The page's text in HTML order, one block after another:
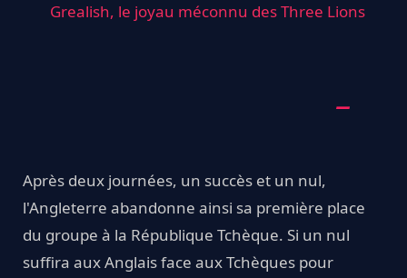
Grealish, le joyau méconnu des Three Lions
Après deux journées, un succès et un nul,
l'Angleterre abandonne ainsi sa première place
du groupe à la République Tchèque. Si un nul
suffira aux Anglais face aux Tchèques pour